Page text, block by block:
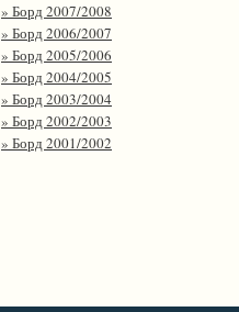
» Борд 2007/2008
» Борд 2006/2007
» Борд 2005/2006
» Борд 2004/2005
» Борд 2003/2004
» Борд 2002/2003
» Борд 2001/2002